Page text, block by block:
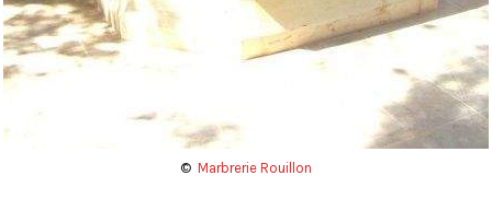
© Marbrerie Rouillon